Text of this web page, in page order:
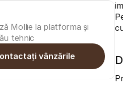
Mollie la platforma și
tehnic
vânzările